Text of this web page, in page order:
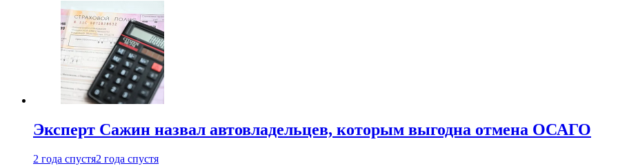
Эксперт Сажин назвал автовладельцев, которым выгодна отмена ОСАГО
2 года спустя2 года спустя